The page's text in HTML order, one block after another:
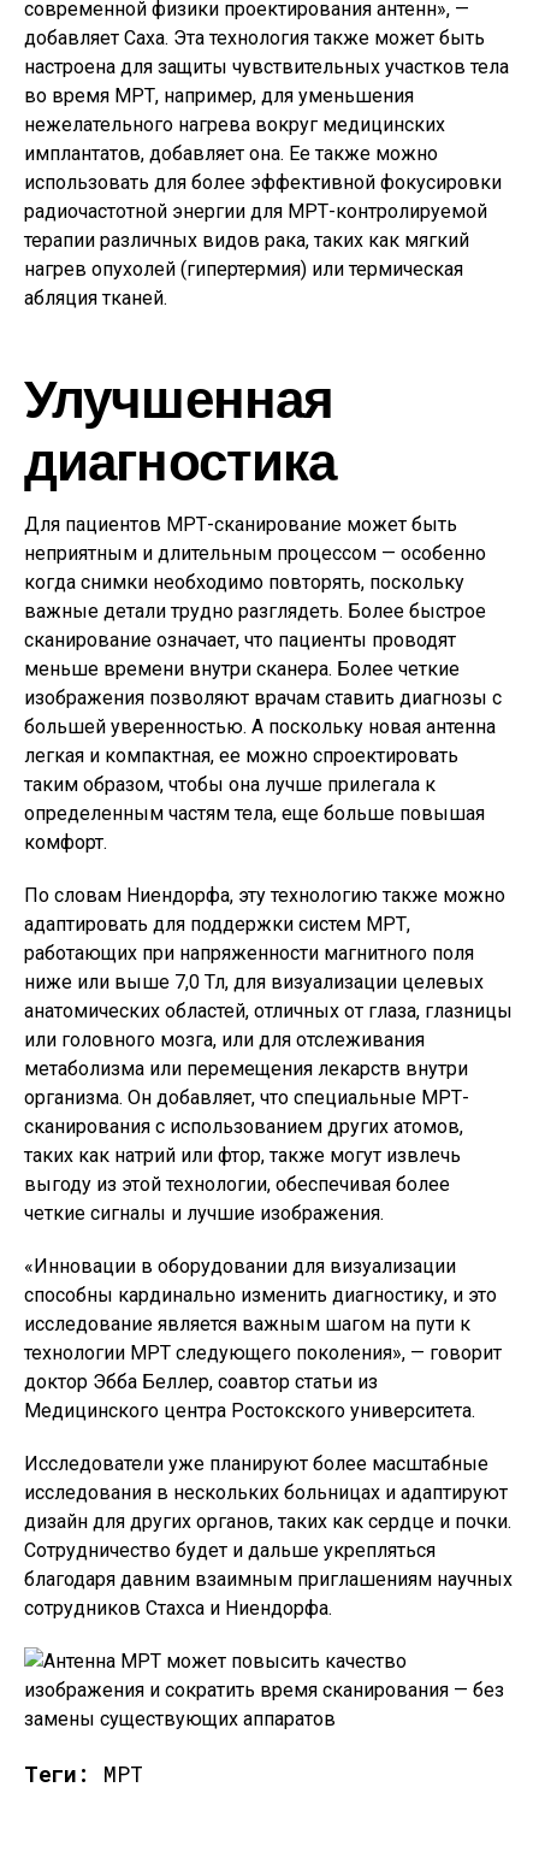
современной физики проектирования антенн», —
добавляет Саха. Эта технология также может быть
настроена для защиты чувствительных участков тела
во время МРТ, например, для уменьшения
нежелательного нагрева вокруг медицинских
имплантатов, добавляет она. Ее также можно
использовать для более эффективной фокусировки
радиочастотной энергии для МРТ-контролируемой
терапии различных видов рака, таких как мягкий
нагрев опухолей (гипертермия) или термическая
абляция тканей.
Улучшенная
диагностика
Для пациентов МРТ-сканирование может быть
неприятным и длительным процессом — особенно
когда снимки необходимо повторять, поскольку
важные детали трудно разглядеть. Более быстрое
сканирование означает, что пациенты проводят
меньше времени внутри сканера. Более четкие
изображения позволяют врачам ставить диагнозы с
большей уверенностью. А поскольку новая антенна
легкая и компактная, ее можно спроектировать
таким образом, чтобы она лучше прилегала к
определенным частям тела, еще больше повышая
комфорт.
По словам Ниендорфа, эту технологию также можно
адаптировать для поддержки систем МРТ,
работающих при напряженности магнитного поля
ниже или выше 7,0 Тл, для визуализации целевых
анатомических областей, отличных от глаза, глазницы
или головного мозга, или для отслеживания
метаболизма или перемещения лекарств внутри
организма. Он добавляет, что специальные МРТ-
сканирования с использованием других атомов,
таких как натрий или фтор, также могут извлечь
выгоду из этой технологии, обеспечивая более
четкие сигналы и лучшие изображения.
«Инновации в оборудовании для визуализации
способны кардинально изменить диагностику, и это
исследование является важным шагом на пути к
технологии МРТ следующего поколения», — говорит
доктор Эбба Беллер, соавтор статьи из
Медицинского центра Ростокского университета.
Исследователи уже планируют более масштабные
исследования в нескольких больницах и адаптируют
дизайн для других органов, таких как сердце и почки.
Сотрудничество будет и дальше укрепляться
благодаря давним взаимным приглашениям научных
сотрудников Стахса и Ниендорфа.
Теги: МРТ